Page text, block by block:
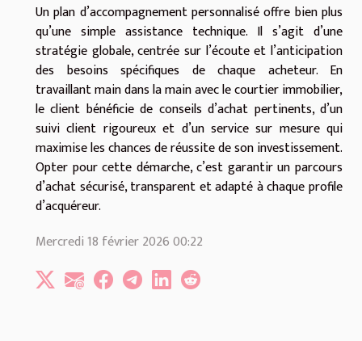
Un plan d’accompagnement personnalisé offre bien plus
qu’une simple assistance technique. Il s’agit d’une
stratégie globale, centrée sur l’écoute et l’anticipation
des besoins spécifiques de chaque acheteur. En
travaillant main dans la main avec le courtier immobilier,
le client bénéficie de conseils d’achat pertinents, d’un
suivi client rigoureux et d’un service sur mesure qui
maximise les chances de réussite de son investissement.
Opter pour cette démarche, c’est garantir un parcours
d’achat sécurisé, transparent et adapté à chaque profile
d’acquéreur.
Mercredi 18 février 2026 00:22